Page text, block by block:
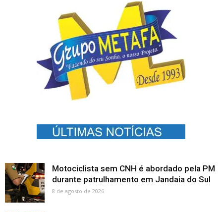
Motociclista sem CNH é abordado pela PM
durante patrulhamento em Jandaia do Sul
8 de agosto de 2026